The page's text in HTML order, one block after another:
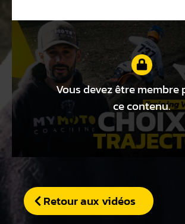
Vous devez être membre
ce contenu.
Retour aux vidéos